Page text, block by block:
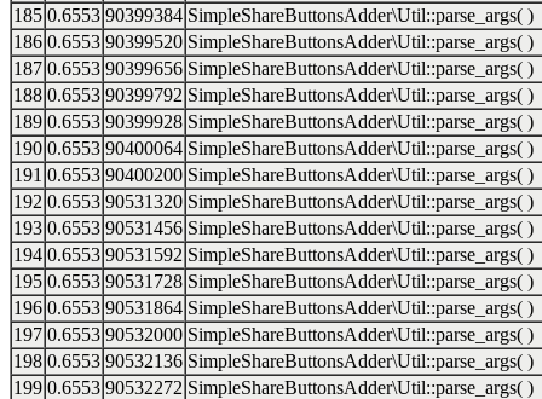
185 0.6553 90399384 SimpleShareButtonsAdder\Util::parse_args( )
186 0.6553 90399520 SimpleShareButtonsAdder\Util::parse_args( )
187 0.6553 90399656 SimpleShareButtonsAdder\Util::parse_args( )
188 0.6553 90399792 SimpleShareButtonsAdder\Util::parse_args( )
189 0.6553 90399928 SimpleShareButtonsAdder\Util::parse_args( )
190 0.6553 90400064 SimpleShareButtonsAdder\Util::parse_args( )
191 0.6553 90400200 SimpleShareButtonsAdder\Util::parse_args( )
192 0.6553 90531320 SimpleShareButtonsAdder\Util::parse_args( )
193 0.6553 90531456 SimpleShareButtonsAdder\Util::parse_args( )
194 0.6553 90531592 SimpleShareButtonsAdder\Util::parse_args( )
195 0.6553 90531728 SimpleShareButtonsAdder\Util::parse_args( )
196 0.6553 90531864 SimpleShareButtonsAdder\Util::parse_args( )
197 0.6553 90532000 SimpleShareButtonsAdder\Util::parse_args( )
198 0.6553 90532136 SimpleShareButtonsAdder\Util::parse_args( )
199 0.6553 90532272 SimpleShareButtonsAdder\Util::parse_args( )